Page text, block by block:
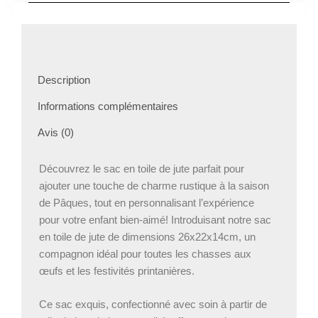
jute
Description
Informations complémentaires
Avis (0)
Découvrez le sac en toile de jute parfait pour
ajouter une touche de charme rustique à la saison
de Pâques, tout en personnalisant l’expérience
pour votre enfant bien-aimé! Introduisant notre sac
en toile de jute de dimensions 26x22x14cm, un
compagnon idéal pour toutes les chasses aux
œufs et les festivités printanières.
Ce sac exquis, confectionné avec soin à partir de